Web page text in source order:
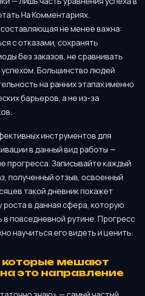
На Комментариях.
не менее важна:
с отказами, сохранять
без заказов, не сравнивать
успехом. Большинство людей
на ранних этапах именно
барьеров, а не из-за
инструментов для
в данный вид работы —
прогресса. Записывайте каждый
полученный отзыв, освоенный
такой дневник покажет
роста в данная сфера, которую
в повседневной рутине. Прогресс
научиться его видеть и ценить.
которые мешают
это направление